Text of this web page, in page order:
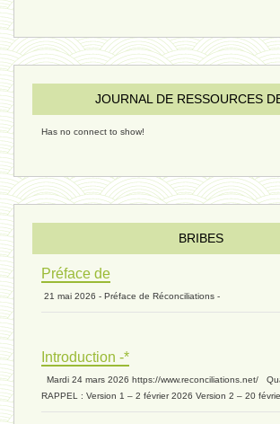
sous-groupe humain - 27 juillet
riche - 25 juillet 2024
Introduction V1 - 6 juin 2024
extinction 07 - 18 mai 2024
biomasse - 10 mai 2024*
JOURNAL DE RESSOURCES
Has no connect to show!
BRIBES
Préface de
21 mai 2026 - Préface de Réconciliations -
Introduction -*
Mardi 24 mars 2026 https://www.reconciliations.net/
RAPPEL : Version 1 – 2 février 2026 Version 2 – 20